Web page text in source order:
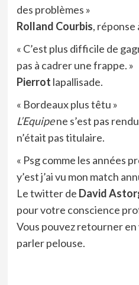
des problèmes »
Rolland Courbis, réponse
« C’est plus difficile de
pas à cadrer une frappe. »
Pierrot lapallisade.
« Bordeaux plus têtu »
L’Equipene s’est pas
n’était pas titulaire.
« Psg comme les années
y’est j’ai vu mon match
Le twitter de David
pour votre conscience
Vous pouvez retourner en
parler pelouse.